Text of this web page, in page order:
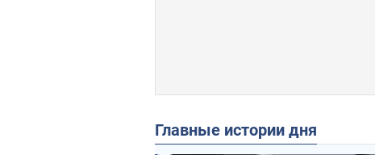
Главные истории дня